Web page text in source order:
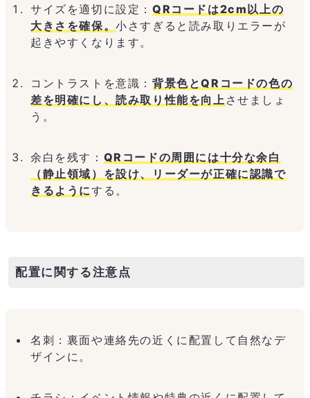
サイズを適切に設定： QRコードは2cm以上の
大きさを確保。小さすぎると読み取りエラーが
起きやすくなります。
コントラストを意識： 背景色とQRコードの色の
差を明確にし、読み取り性能を向上 させましょ
う。
余白を残す： QRコードの周囲には十分な余白
（静止領域）を設け、リーダーが正確に認識で
きるようにする。
配置に関する注意点
名刺：裏面や連絡先の近くに配置して自然なデ
ザインに。